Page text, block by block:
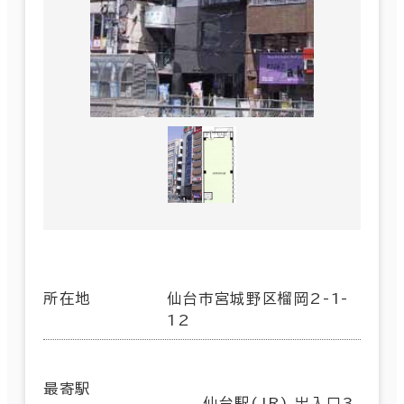
所在地
仙台市宮城野区榴岡2-1-
12
最寄駅